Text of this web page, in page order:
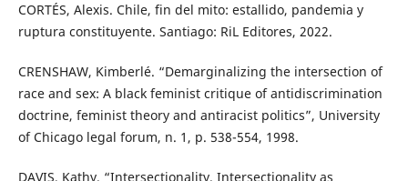
CORTÉS, Alexis. Chile, fin del mito: estallido, pandemia y
ruptura constituyente. Santiago: RiL Editores, 2022.
CRENSHAW, Kimberlé. “Demarginalizing the intersection of
race and sex: A black feminist critique of antidiscrimination
doctrine, feminist theory and antiracist politics”, University
of Chicago legal forum, n. 1, p. 538-554, 1998.
DAVIS, Kathy. “Intersectionality. Intersectionality as